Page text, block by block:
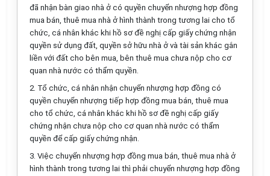
đã nhận bàn giao nhà ở có quyền chuyển nhượng hợp đồng
mua bán, thuê mua nhà ở hình thành trong tương lai cho tổ
chức, cá nhân khác khi hồ sơ đề nghị cấp giấy chứng nhận
quyền sử dụng đất, quyền sở hữu nhà ở và tài sản khác gắn
liền với đất cho bên mua, bên thuê mua chưa nộp cho cơ
quan nhà nước có thẩm quyền.
2. Tổ chức, cá nhân nhận chuyển nhượng hợp đồng có
quyền chuyển nhượng tiếp hợp đồng mua bán, thuê mua
cho tổ chức, cá nhân khác khi hồ sơ đề nghị cấp giấy
chứng nhận chưa nộp cho cơ quan nhà nước có thẩm
quyền để cấp giấy chứng nhận.
3. Việc chuyển nhượng hợp đồng mua bán, thuê mua nhà ở
hình thành trong tương lai thì phải chuyển nhượng hợp đồng